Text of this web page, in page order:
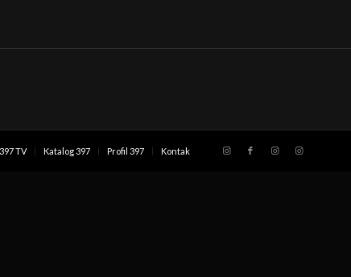
TV Katalog 397 Profil 397 Kontak